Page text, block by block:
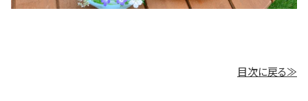
目次に戻る≫